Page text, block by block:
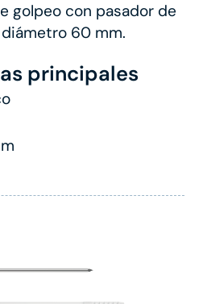
golpeo con pasador de
60 mm.
principales